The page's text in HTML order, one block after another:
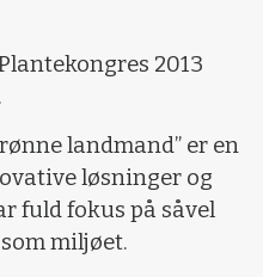
2013
landmand” er en
løsninger og
fuld fokus på såvel
miljøet.